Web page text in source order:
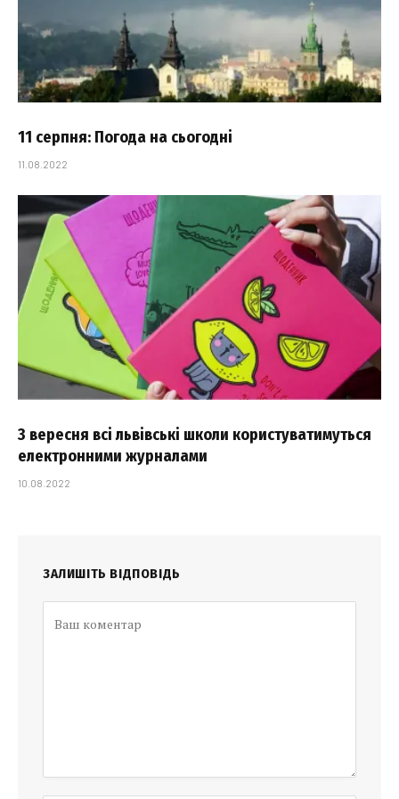
11 серпня: Погода на сьогодні
11.08.2022
З вересня всі львівські школи користуватимуться
електронними журналами
10.08.2022
ЗАЛИШІТЬ ВІДПОВІДЬ